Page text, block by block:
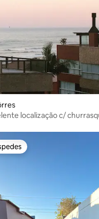
localização c/